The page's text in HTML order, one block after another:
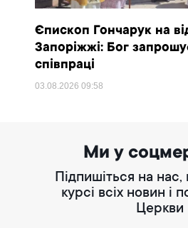
Єпископ Гончарук на
Запоріжжі: Бог
співпраці
03.08.202609:58
Ми у
Підпишіться на
курсі всіх новин і
Церкви